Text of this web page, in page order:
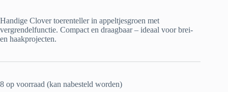
Handige Clover toerenteller in appeltjesgroen met
vergrendelfunctie. Compact en draagbaar – ideaal voor brei-
en haakprojecten.
8 op voorraad (kan nabesteld worden)